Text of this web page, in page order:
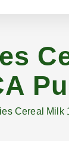
Cereal Milk